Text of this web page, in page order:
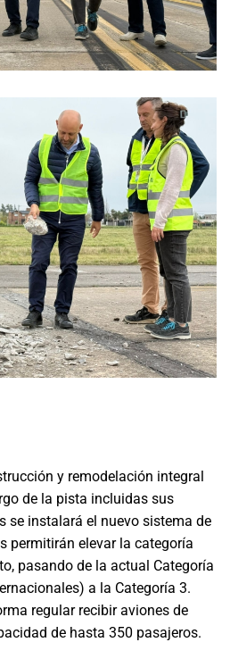
y remodelación integral
de la pista incluidas sus
se instalará el nuevo sistema de
permitirán elevar la categoría
pasando de la actual Categoría
a la Categoría 3.
regular recibir aviones de
de hasta 350 pasajeros.